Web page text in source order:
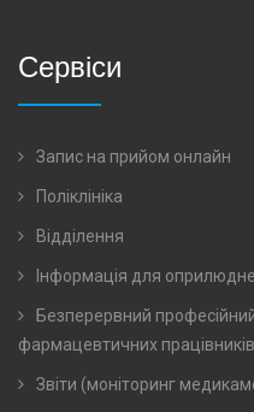
Сервіси
Запис на прийом онлайн
Поліклініка
Відділення
Інформація для
Безперервний
фармацевтичних працівників
Звіти (моніторинг